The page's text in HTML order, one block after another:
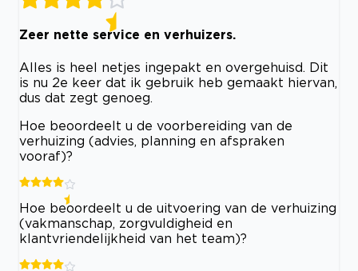
Zeer nette service en verhuizers.
Alles is heel netjes ingepakt en overgehuisd. Dit
is nu 2e keer dat ik gebruik heb gemaakt hiervan,
dus dat zegt genoeg.
Hoe beoordeelt u de voorbereiding van de
verhuizing (advies, planning en afspraken
vooraf)?
Hoe beoordeelt u de uitvoering van de verhuizing
(vakmanschap, zorgvuldigheid en
klantvriendelijkheid van het team)?